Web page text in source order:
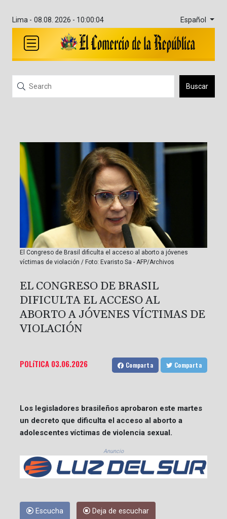
Lima - 08.08. 2026 - 10:00:04 Español
Buscar
El Congreso de Brasil dificulta el acceso al aborto a jóvenes
víctimas de violación / Foto: Evaristo Sa - AFP/Archivos
EL CONGRESO DE BRASIL
DIFICULTA EL ACCESO AL
ABORTO A JÓVENES VÍCTIMAS DE
VIOLACIÓN
POLíTICA 03.06.2026 Comparta Comparta
Los legisladores brasileños aprobaron este martes
un decreto que dificulta el acceso al aborto a
adolescentes víctimas de violencia sexual.
Anuncio
Escucha Deja de escuchar